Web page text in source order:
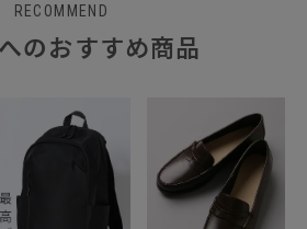
RECOMMEND
のおすすめ商品